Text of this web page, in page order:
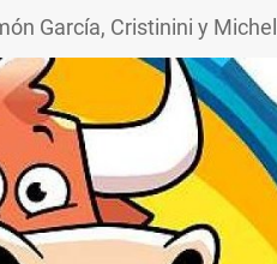
García, Cristinini y